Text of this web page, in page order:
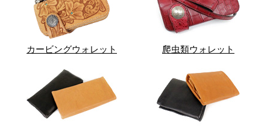
カービングウォレット 爬虫類ウォレット